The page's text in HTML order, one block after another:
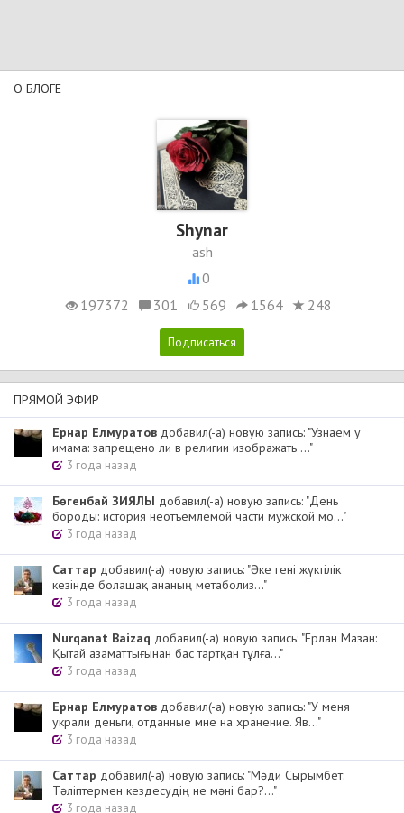
О БЛОГЕ
Shynar
ash
0
197372
301 569 1564 248
ПРЯМОЙ ЭФИР
Ернар Елмуратов добавил(-а) новую запись: "Узнаем у
имама: запрещено ли в религии изображать ..."
3 года назад
Бөгенбай ЗИЯЛЫ добавил(-а) новую запись: "День
бороды: история неотъемлемой части мужской мо..."
3 года назад
Cаттар добавил(-а) новую запись: "Әке гені жүктілік
кезінде болашақ ананың метаболиз..."
3 года назад
Nurqanat Baizaq добавил(-а) новую запись: "Ерлан Мазан:
Қытай азаматтығынан бас тартқан тұлға..."
3 года назад
Ернар Елмуратов добавил(-а) новую запись: "У меня
украли деньги, отданные мне на хранение. Яв..."
3 года назад
Cаттар добавил(-а) новую запись: "Мәди Сырымбет:
Тәліптермен кездесудің не мәні бар?..."
3 года назад